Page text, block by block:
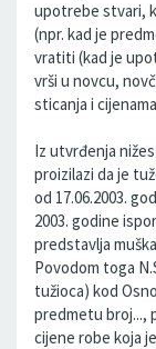
upotrebe stvari,
(npr. kad je
vratiti (kad je
vrši u novcu,
sticanja i
Iz utvrđenja
proizilazi da je
od 17.06.2003.
2003. godine
predstavlja
Povodom toga
tužioca) kod
predmetu broj...,
cijene robe koja